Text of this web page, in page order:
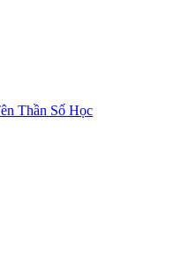
Thần Số Học